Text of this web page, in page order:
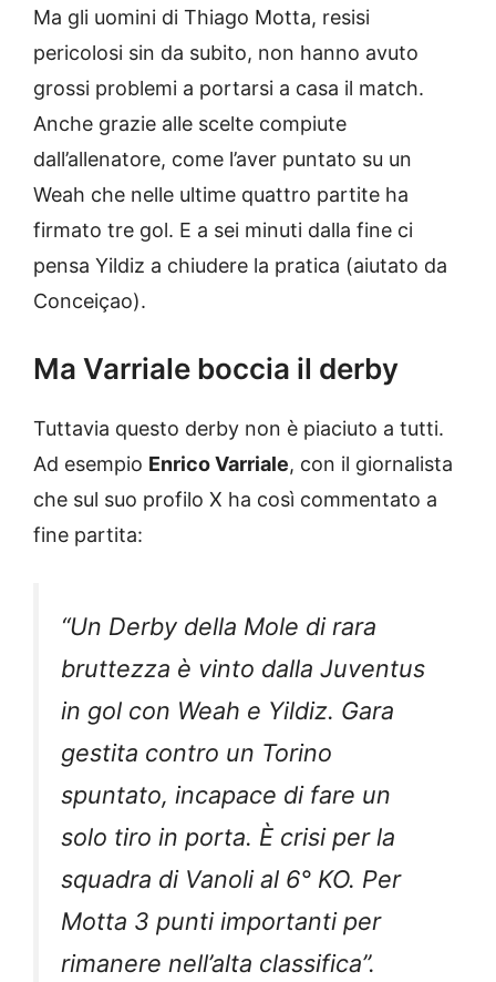
Ma gli uomini di Thiago Motta, resisi
pericolosi sin da subito, non hanno avuto
grossi problemi a portarsi a casa il match.
Anche grazie alle scelte compiute
dall’allenatore, come l’aver puntato su un
Weah che nelle ultime quattro partite ha
firmato tre gol. E a sei minuti dalla fine ci
pensa Yildiz a chiudere la pratica (aiutato da
Conceiçao).
Ma Varriale boccia il derby
Tuttavia questo derby non è piaciuto a tutti.
Ad esempio Enrico Varriale, con il giornalista
che sul suo profilo X ha così commentato a
fine partita:
“Un Derby della Mole di rara
bruttezza è vinto dalla Juventus
in gol con Weah e Yildiz. Gara
gestita contro un Torino
spuntato, incapace di fare un
solo tiro in porta. È crisi per la
squadra di Vanoli al 6° KO. Per
Motta 3 punti importanti per
rimanere nell’alta classifica”.